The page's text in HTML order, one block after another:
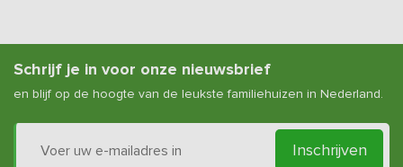
Schrijf je in voor onze nieuwsbrief
en blijf op de hoogte van de leukste familiehuizen in Nederland.
Inschrijven